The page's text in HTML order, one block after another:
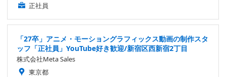
正社員
「27卒」アニメ・モーショングラフィックス動画の制作スタ
ッフ「正社員」YouTube好き歓迎/新宿区西新宿2丁目
株式会社Meta Sales
東京都